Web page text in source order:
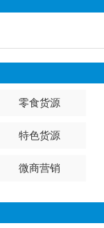
零食货源
特色货源
微商营销